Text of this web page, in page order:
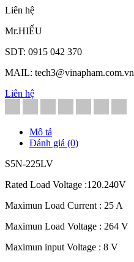
Liên hệ
Mr.HIẾU
SDT: 0915 042 370
MAIL: tech3@vinapham.com.vn
Liên hệ
Mô tả
Đánh giá (0)
S5N-225LV
Rated Load Voltage :120.240V
Maximun Load Current : 25 A
Maximun Load Voltage : 264 V
Maximun input Voltage : 8 V